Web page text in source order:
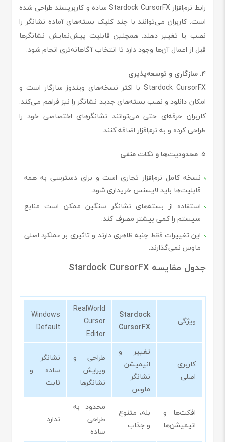
رابط نرم‌افزار Stardock CursorFX ساده و کاربرپسند طراحی شده
است. کاربران می‌توانند با چند کلیک بسته‌های آماده نشانگر را
نصب یا تغییر دهند. همچنین قابلیت پیش‌نمایش نشانگرها
قبل از اعمال آن‌ها وجود دارد تا انتخاب آگاهانه‌تری انجام شود.
۴. سازگاری و توسعه‌پذیری
Stardock CursorFX با اکثر نسخه‌های ویندوز سازگار است و
امکان دانلود و نصب بسته‌های جدید نشانگر را نیز فراهم می‌کند.
کاربران حرفه‌ای حتی می‌توانند نشانگرهای اختصاصی خود را
طراحی کرده و به نرم‌افزار اضافه کنند.
۵. محدودیت‌ها و نکات منفی
نسخه کامل نرم‌افزار تجاری است و برای دسترسی به همه
قابلیت‌ها باید لایسنس خریداری شود.
استفاده از بسته‌های نشانگر سنگین ممکن است منابع
سیستم را کمی بیشتر مصرف کند.
این تغییرات فقط جنبه ظاهری دارند و تاثیری بر عملکرد اصلی
ماوس نمی‌گذارند.
جدول مقایسه Stardock CursorFX
ویژگی
Stardock
CursorFX
RealWorld
Cursor
Editor
Windows
Default
کاربری
اصلی
تغییر و
انیمیشن
نشانگر
ماوس
طراحی و
ویرایش
نشانگرها
نشانگر
ساده و
ثابت
افکت‌ها و
انیمیشن‌ها
بله، متنوع
و جذاب
محدود به
طراحی
ساده
ندارد